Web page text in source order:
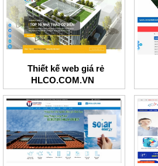
Thiết kế web giá rẻ
HLCO.COM.VN